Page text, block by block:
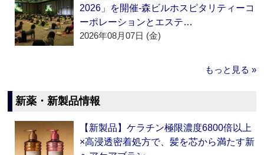
2026」を開催‐森ビルホスピタリティーコ
ーポレーションとエステ…
2026年08月07日 (金)
もっと見る »
新薬・新製品情報
【新製品】ケラチン極限濃度6800倍以上
×高浸透密着処方で、髪を芯から満たす新